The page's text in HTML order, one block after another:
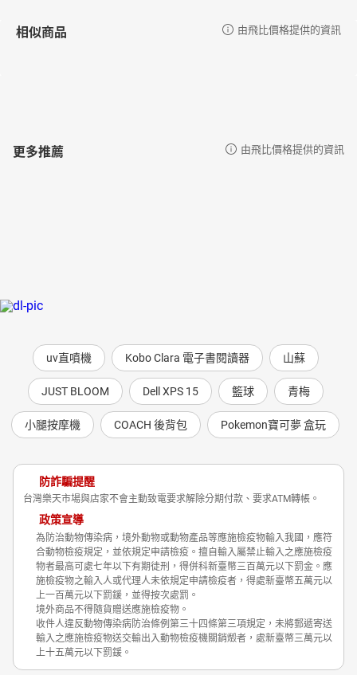
相似商品 由飛比價格提供的資訊
更多推薦 由飛比價格提供的資訊
uv直噴機 Kobo Clara 電子書閱讀器 山蘇
JUST BLOOM Dell XPS 15 籃球 青梅
小腿按摩機 COACH 後背包 Pokemon寶可夢 盒玩
防詐騙提醒
台灣樂天市場與店家不會主動致電要求解除分期付款、要求ATM轉帳。
政策宣導
為防治動物傳染病，境外動物或動物產品等應施檢疫物輸入我國，應符
合動物檢疫規定，並依規定申請檢疫。擅自輸入屬禁止輸入之應施檢疫
物者最高可處七年以下有期徒刑，得併科新臺幣三百萬元以下罰金。應
施檢疫物之輸入人或代理人未依規定申請檢疫者，得處新臺幣五萬元以
上一百萬元以下罰鍰，並得按次處罰。
境外商品不得隨貨贈送應施檢疫物。
收件人違反動物傳染病防治條例第三十四條第三項規定，未將郵遞寄送
輸入之應施檢疫物送交輸出入動物檢疫機關銷燬者，處新臺幣三萬元以
上十五萬元以下罰鍰。